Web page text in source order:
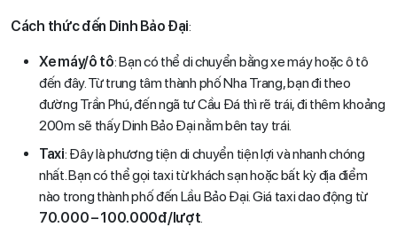
Cách thức đến Dinh Bảo Đại:
Xe máy/ô tô: Bạn có thể di chuyển bằng xe máy hoặc ô tô
đến đây. Từ trung tâm thành phố Nha Trang, bạn đi theo
đường Trần Phú, đến ngã tư Cầu Đá thì rẽ trái, đi thêm khoảng
200m sẽ thấy Dinh Bảo Đại nằm bên tay trái.
Taxi: Đây là phương tiện di chuyển tiện lợi và nhanh chóng
nhất. Bạn có thể gọi taxi từ khách sạn hoặc bất kỳ địa điểm
nào trong thành phố đến Lầu Bảo Đại. Giá taxi dao động từ
70.000 – 100.000đ/lượt